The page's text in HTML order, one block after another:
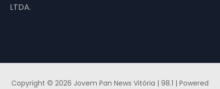
LTDA.
Copyright © 2026 Jovem Pan News Vitória | 98.1 | Powered